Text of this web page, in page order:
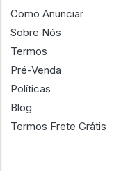
Como Anunciar
Sobre Nós
Termos
Pré-Venda
Políticas
Blog
Termos Frete Grátis